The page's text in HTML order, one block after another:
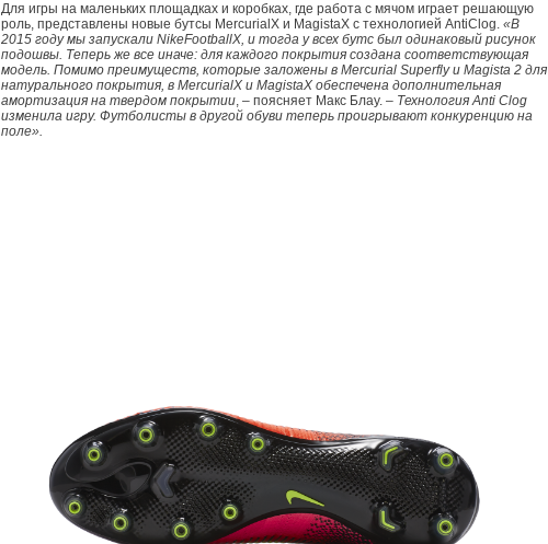
Для игры на маленьких площадках и коробках, где работа с мячом играет решающую
роль, представлены новые бутсы MercurialX и MagistaX с технологией AntiClog. «В
2015 году мы запускали NikeFootballX, и тогда у всех бутс был одинаковый рисунок
подошвы. Теперь же все иначе: для каждого покрытия создана соответствующая
модель. Помимо преимуществ, которые заложены в Mercurial Superfly и Magista 2 для
натурального покрытия, в MercurialX и MagistaX обеспечена дополнительная
амортизация на твердом покрытии, – поясняет Макс Блау. – Технология Anti Clog
изменила игру. Футболисты в другой обуви теперь проигрывают конкуренцию на
поле».